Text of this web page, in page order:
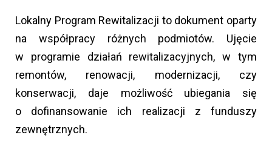
Lokalny Program Rewitalizacji to dokument oparty
na współpracy różnych podmiotów. Ujęcie
w programie działań rewitalizacyjnych, w tym
remontów, renowacji, modernizacji, czy
konserwacji, daje możliwość ubiegania się
o dofinansowanie ich realizacji z funduszy
zewnętrznych.